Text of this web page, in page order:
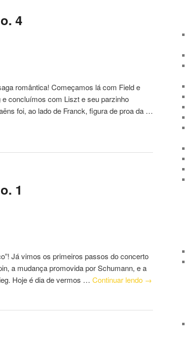
4
romântica! Começamos lá com Field e
concluímos com Liszt e seu parzinho
foi, ao lado de Franck, figura de proa da …
1
Já vimos os primeiros passos do concerto
a mudança promovida por Schumann, e a
Hoje é dia de vermos … Continuar lendo →